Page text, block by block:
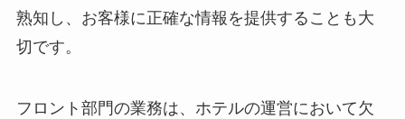
熟知し、お客様に正確な情報を提供することも大
切です。
フロント部門の業務は、ホテルの運営において欠